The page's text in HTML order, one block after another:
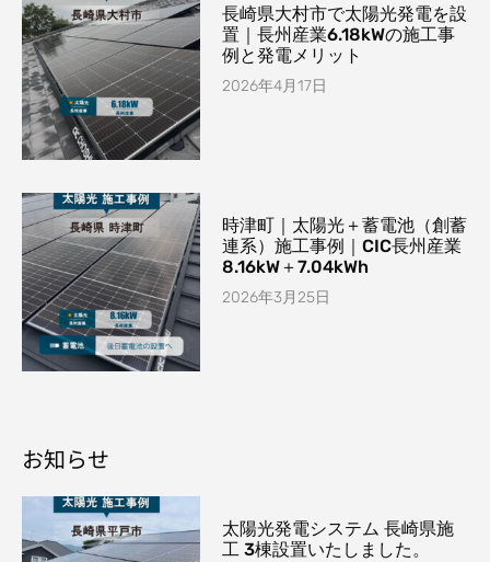
長崎県大村市で太陽光発電を設
置｜長州産業6.18kWの施工事
例と発電メリット
2026年4月17日
時津町｜太陽光＋蓄電池（創蓄
連系）施工事例｜CIC長州産業
8.16kW＋7.04kWh
2026年3月25日
お知らせ
太陽光発電システム 長崎県施
工 3棟設置いたしました。